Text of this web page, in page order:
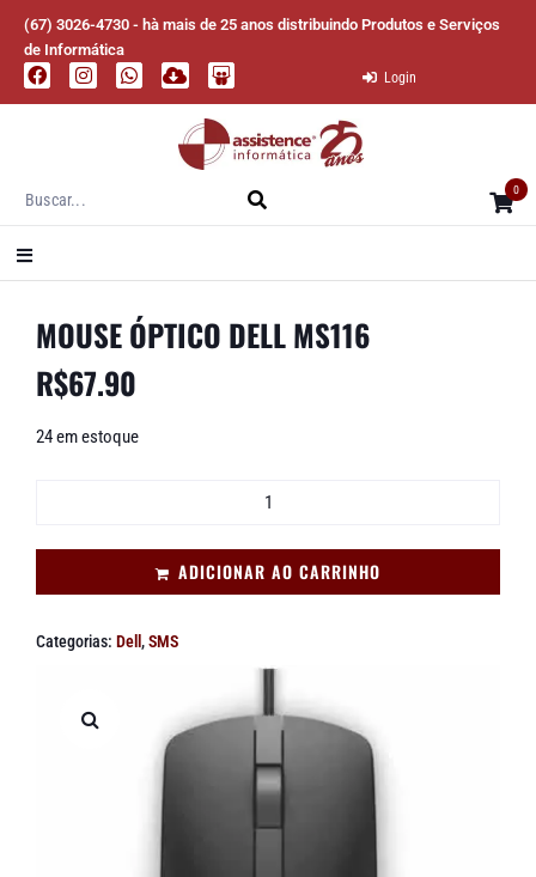
(67) 3026-4730 - hà mais de 25 anos distribuindo Produtos e Serviços
de Informática
Login
0
MOUSE ÓPTICO DELL MS116
R$67.90
24 em estoque
ADICIONAR AO CARRINHO
Categorias: Dell ,SMS